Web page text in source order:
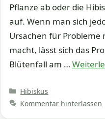
Pflanze ab oder die
auf. Wenn man sich
Ursachen für
macht, lässt sich das
Blütenfall am …
Kategorien
Hibiskus
Kommentar hinterlassen